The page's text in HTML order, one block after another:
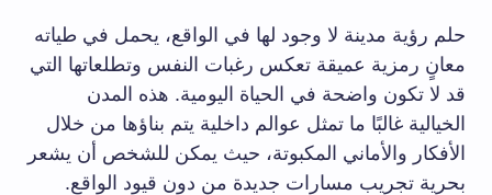
حلم رؤية مدينة لا وجود لها في الواقع، يحمل في طياته
معانٍ رمزية عميقة تعكس رغبات النفس وتطلعاتها التي
قد لا تكون واضحة في الحياة اليومية. هذه المدن
الخيالية غالبًا ما تمثل عوالم داخلية يتم بناؤها من خلال
الأفكار والأماني المكبوتة، حيث يمكن للشخص أن يشعر
بحرية تجريب مسارات جديدة من دون قيود الواقع.